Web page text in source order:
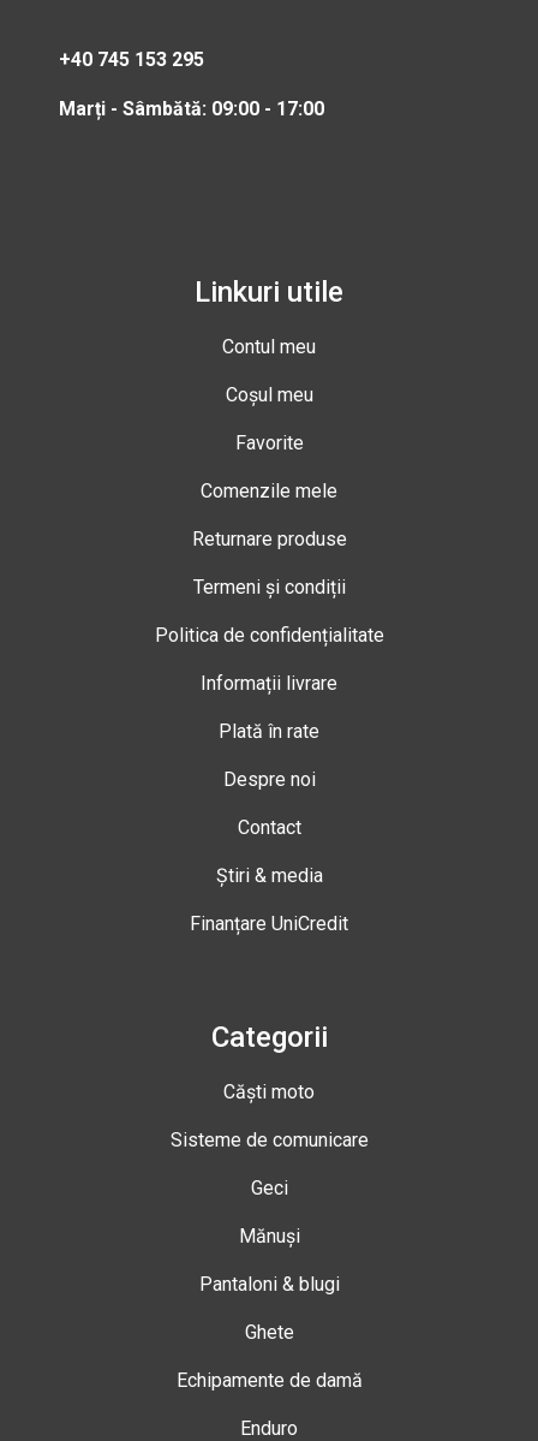
+40 745 153 295
Marți - Sâmbătă: 09:00 - 17:00
Linkuri utile
Contul meu
Coșul meu
Favorite
Comenzile mele
Returnare produse
Termeni și condiții
Politica de confidențialitate
Informații livrare
Plată în rate
Despre noi
Contact
Știri & media
Finanțare UniCredit
Categorii
Căști moto
Sisteme de comunicare
Geci
Mănuși
Pantaloni & blugi
Ghete
Echipamente de damă
Enduro